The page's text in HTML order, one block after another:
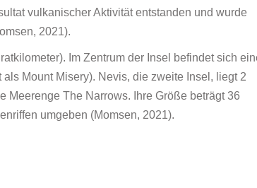
vulkanischer Aktivität entstanden und wurde
2021).
Im Zentrum der Insel befindet sich
Mount Misery). Nevis, die zweite Insel, liegt 2
Meerenge The Narrows. Ihre Größe beträgt 36
umgeben (Momsen, 2021).